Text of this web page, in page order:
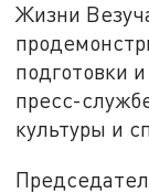
Жизни
подготовки
пресс-
культуры и